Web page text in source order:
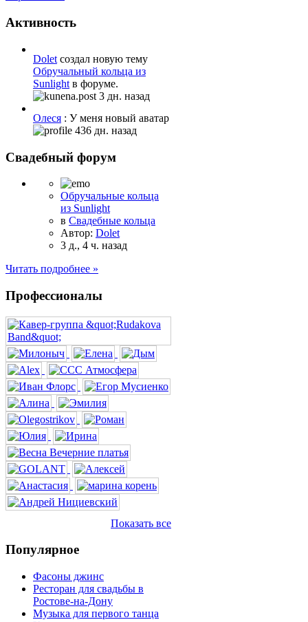
Активность
Dolet создал новую тему
Обручальный кольца из
Sunlight в форуме.
3 дн. назад
Олеся : У меня новый аватар
436 дн. назад
Свадебный форум
Обручальные кольца
из Sunlight
в Свадебные кольца
Автор: Dolet
3 д., 4 ч. назад
Читать подробнее »
Профессионалы
Показать все
Популярное
Фасоны джинс
Ресторан для свадьбы в
Ростове-на-Дону
Музыка для первого танца